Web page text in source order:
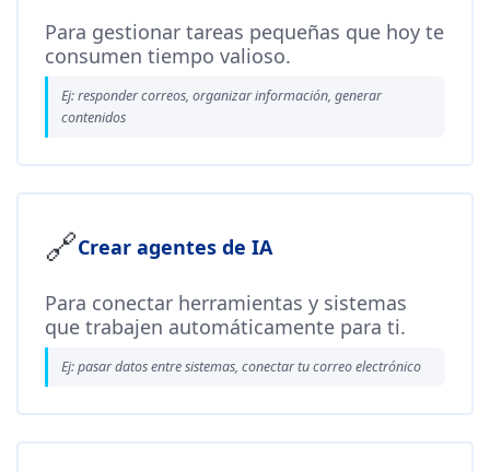
Para gestionar tareas pequeñas que hoy te
consumen tiempo valioso.
Ej: responder correos, organizar información, generar
contenidos
🔗Crear agentes de IA
Para conectar herramientas y sistemas
que trabajen automáticamente para ti.
Ej: pasar datos entre sistemas, conectar tu correo electrónico